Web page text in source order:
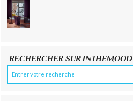
RECHERCHER SUR